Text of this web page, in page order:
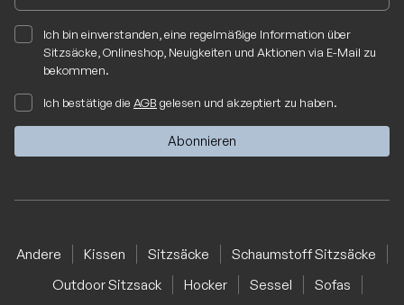
Ich bin einverstanden, eine regelmäßige Information über
Sitzsäcke, Onlineshop, Neuigkeiten und Aktionen via E-Mail zu
bekommen.
Ich bestätige die AGB gelesen und akzeptiert zu haben.
Andere Kissen Sitzsäcke
Schaumstoff Sitzsäcke
Outdoor Sitzsack
Hocker Sessel
Sofas